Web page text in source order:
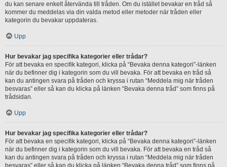
du kan senare enkelt återvända till tråden. Om du istället bevakar en tråd så
kommer du meddelas via din valda metod eller metoder när tråden eller
kategorin du bevakar uppdateras.
Upp
Hur bevakar jag specifika kategorier eller trådar?
För att bevaka en specifik kategori, klicka på “Bevaka denna kategori”-länken
när du befinner dig i kategorin som du vill bevaka. För att bevaka en tråd så
kan du antingen svara på tråden och kryssa i rutan “Meddela mig när tråden
besvaras” eller så kan du klicka på länken “Bevaka denna tråd” som finns på
trådsidan.
Upp
Hur bevakar jag specifika kategorier eller trådar?
För att bevaka en specifik kategori, klicka på “Bevaka denna kategori”-länken
när du befinner dig i kategorin som du vill bevaka. För att bevaka en tråd så
kan du antingen svara på tråden och kryssa i rutan “Meddela mig när tråden
besvaras” eller så kan du klicka på länken “Bevaka denna tråd” som finns på